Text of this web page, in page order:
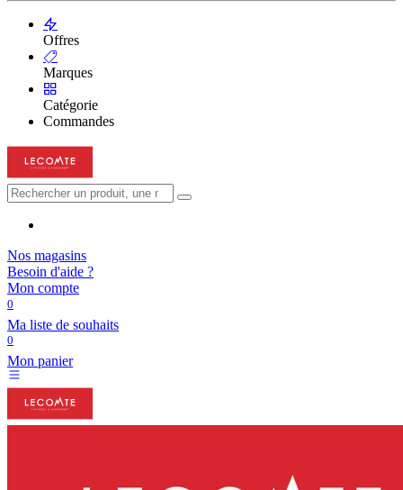
Offres
Marques
Catégorie
Commandes
Nos magasins
Besoin d'aide ?
Mon compte
0
Ma liste de souhaits
0
Mon panier